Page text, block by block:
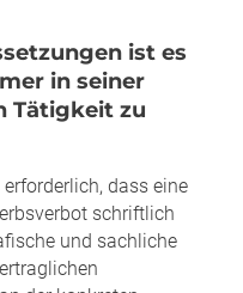
ist es
in seiner
Tätigkeit zu
dass eine
schriftlich
und sachliche